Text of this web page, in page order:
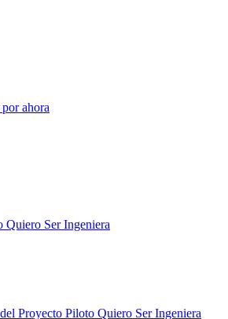
ahora
Quiero Ser Ingeniera
Proyecto Piloto Quiero Ser Ingeniera